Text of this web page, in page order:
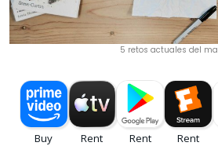
5 retos actuales del